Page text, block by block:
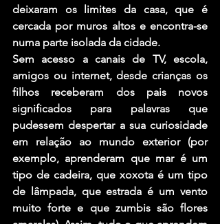
deixaram os limites da casa, que é
cercada por muros altos e encontra-se
numa parte isolada da cidade.
Sem acesso a canais de TV, escola,
amigos ou internet, desde crianças os
filhos receberam dos pais novos
significados para palavras que
pudessem despertar a sua curiosidade
em relação ao mundo exterior (por
exemplo, aprenderam que mar é um
tipo de cadeira, que xoxota é um tipo
de lâmpada, que estrada é um vento
muito forte e que zumbis são flores